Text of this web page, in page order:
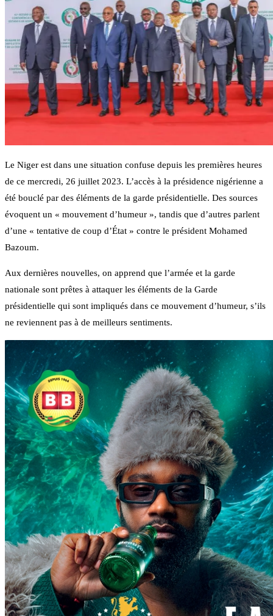
Le Niger est dans une situation confuse depuis les premières heures
de ce mercredi, 26 juillet 2023. L’accès à la présidence nigérienne a
été bouclé par des éléments de la garde présidentielle. Des sources
évoquent un « mouvement d’humeur », tandis que d’autres parlent
d’une « tentative de coup d’État » contre le président Mohamed
Bazoum.
Aux dernières nouvelles, on apprend que l’armée et la garde
nationale sont prêtes à attaquer les éléments de la Garde
présidentielle qui sont impliqués dans ce mouvement d’humeur, s’ils
ne reviennent pas à de meilleurs sentiments.